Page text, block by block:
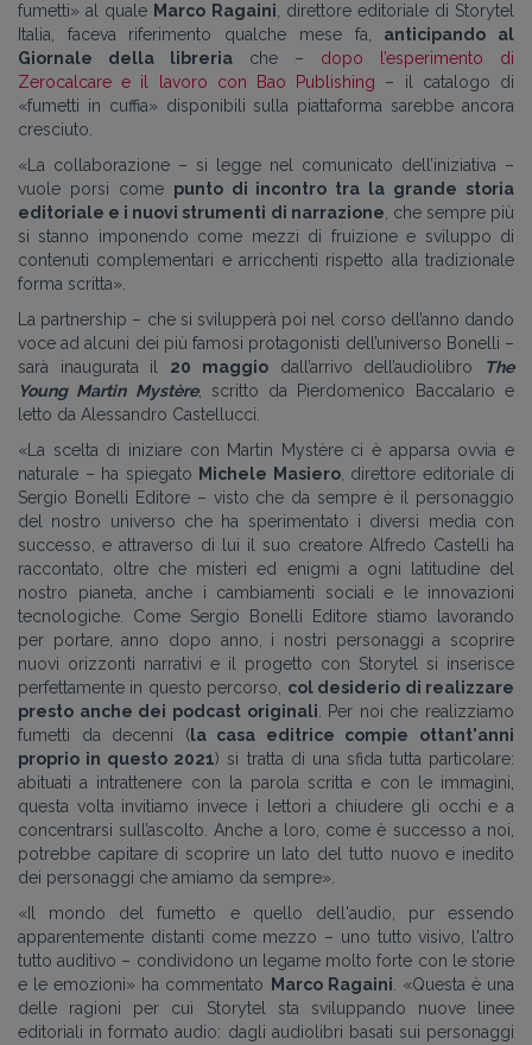
fumetti» al quale Marco Ragaini , direttore editoriale di Storytel
Italia, faceva riferimento qualche mese fa, anticipando al
Giornale della libreria che – dopo l’esperimento di
Zerocalcare e il lavoro con Bao Publishing – il catalogo di
«fumetti in cuffia» disponibili sulla piattaforma sarebbe ancora
cresciuto.
«La collaborazione – si legge nel comunicato dell’iniziativa –
vuole porsi come punto di incontro tra la grande storia
editoriale e i nuovi strumenti di narrazione , che sempre più
si stanno imponendo come mezzi di fruizione e sviluppo di
contenuti complementari e arricchenti rispetto alla tradizionale
forma scritta».
La partnership – che si svilupperà poi nel corso dell’anno dando
voce ad alcuni dei più famosi protagonisti dell’universo Bonelli –
sarà inaugurata il 20 maggiodall’arrivo dell’audiolibro
The
Young Martin Mystère, scritto da Pierdomenico Baccalario e
letto da Alessandro Castellucci.
«La scelta di iniziare con Martin Mystère ci è apparsa ovvia e
naturale – ha spiegato Michele Masiero, direttore editoriale di
Sergio Bonelli Editore – visto che da sempre è il personaggio
del nostro universo che ha sperimentato i diversi media con
successo, e attraverso di lui il suo creatore Alfredo Castelli ha
raccontato, oltre che misteri ed enigmi a ogni latitudine del
nostro pianeta, anche i cambiamenti sociali e le innovazioni
tecnologiche. Come Sergio Bonelli Editore stiamo lavorando
per portare, anno dopo anno, i nostri personaggi a scoprire
nuovi orizzonti narrativi e il progetto con Storytel si inserisce
perfettamente in questo percorso, col desiderio di realizzare
presto anche dei podcast originali . Per noi che realizziamo
fumetti da decenni (la casa editrice compie ottant'anni
proprio in questo 2021) si tratta di una sfida tutta particolare:
abituati a intrattenere con la parola scritta e con le immagini,
questa volta invitiamo invece i lettori a chiudere gli occhi e a
concentrarsi sull’ascolto. Anche a loro, come è successo a noi,
potrebbe capitare di scoprire un lato del tutto nuovo e inedito
dei personaggi che amiamo da sempre».
«Il mondo del fumetto e quello dell'audio, pur essendo
apparentemente distanti come mezzo – uno tutto visivo, l'altro
tutto auditivo – condividono un legame molto forte con le storie
e le emozioni» ha commentato
Marco Ragaini . «Questa è una
delle ragioni per cui Storytel sta sviluppando nuove linee
editoriali in formato audio: dagli audiolibri basati sui personaggi